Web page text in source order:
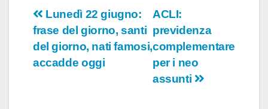
Navigazione
articoli
ACLI:
previdenza
complementare
per i neo
assunti
Lunedì 22 giugno:
frase del giorno, santi
del giorno, nati famosi,
accadde oggi